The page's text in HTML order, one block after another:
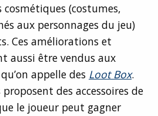
(costumes,
aux personnages du jeu)
Ces améliorations et
aussi être vendus aux
appelle des Loot Box.
des accessoires de
le joueur peut gagner